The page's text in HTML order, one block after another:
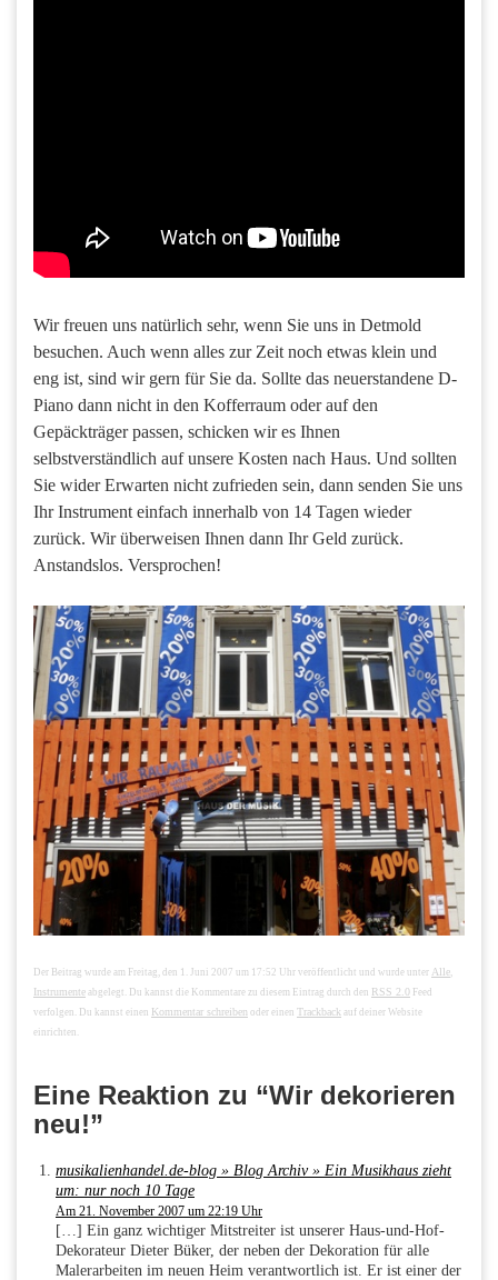
Wir freuen uns natürlich sehr, wenn Sie uns in Detmold
besuchen. Auch wenn alles zur Zeit noch etwas klein und
eng ist, sind wir gern für Sie da. Sollte das neuerstandene D-
Piano dann nicht in den Kofferraum oder auf den
Gepäckträger passen, schicken wir es Ihnen
selbstverständlich auf unsere Kosten nach Haus. Und sollten
Sie wider Erwarten nicht zufrieden sein, dann senden Sie uns
Ihr Instrument einfach innerhalb von 14 Tagen wieder
zurück. Wir überweisen Ihnen dann Ihr Geld zurück.
Anstandslos. Versprochen!
Der Beitrag wurde am Freitag, den 1. Juni 2007 um 17:52 Uhr veröffentlicht und wurde unter Alle
Instrumente abgelegt. Du kannst die Kommentare zu diesem Eintrag durch den RSS 2.0 Feed
verfolgen. Du kannst einen Kommentar schreiben oder einen Trackback auf deiner Website
einrichten.
Eine Reaktion zu “Wir dekorieren
neu!”
musikalienhandel.de-blog » Blog Archiv » Ein Musikhaus zieht
um: nur noch 10 Tage
Am 21. November 2007 um 22:19 Uhr
[…] Ein ganz wichtiger Mitstreiter ist unserer Haus-und-Hof-
Dekorateur Dieter Büker, der neben der Dekoration für alle
Malerarbeiten im neuen Heim verantwortlich ist. Er ist einer der